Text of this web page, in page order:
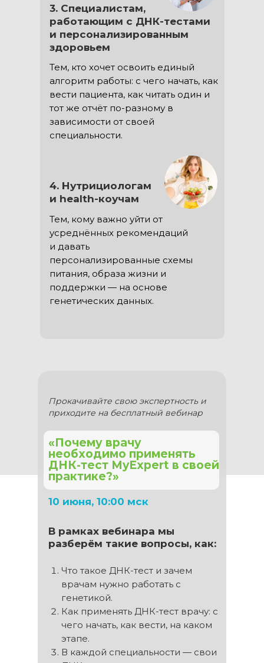
4. Нутрициологам
и health-коучам
3. Специалистам,
работающим с ДНК-тестами
и персонализированным
здоровьем
Тем, кто хочет освоить единый
алгоритм работы: с чего начать, как
вести пациента, как читать один и
тот же отчёт по-разному в
зависимости от своей
специальности.
Тем, кому важно уйти от
усреднённых рекомендаций
и давать
персонализированные схемы
питания, образа жизни и
поддержки — на основе
генетических данных.
«Почему врачу
необходимо применять
ДНК-тест MyExpert в своей
практике?»
Прокачивайте свою экспертность и
приходите на бесплатный вебинар
10 июня, 10:00 мск
В рамках вебинара мы
разберём такие вопросы, как:
Что такое ДНК-тест и зачем
врачам нужно работать с
генетикой.
Как применять ДНК-тест врачу: с
чего начать, как вести, на каком
этапе.
В каждой специальности — свои